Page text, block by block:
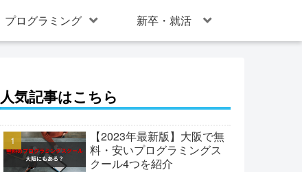
プログラミング 新卒・就活
人気記事はこちら
【2023年最新版】大阪で無
料・安いプログラミングス
クール4つを紹介